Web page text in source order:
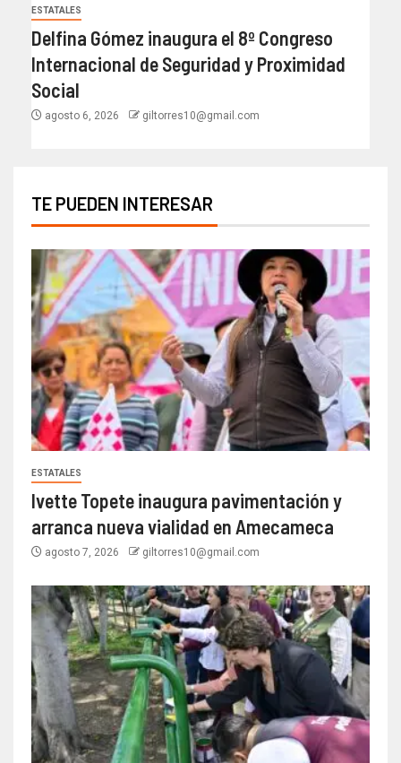
ESTATALES
Delfina Gómez inaugura el 8º Congreso
Internacional de Seguridad y Proximidad
Social
agosto 6, 2026 giltorres10@gmail.com
TE PUEDEN INTERESAR
ESTATALES
Ivette Topete inaugura pavimentación y
arranca nueva vialidad en Amecameca
agosto 7, 2026 giltorres10@gmail.com